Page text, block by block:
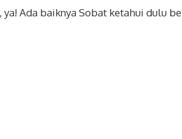
Ada baiknya Sobat ketahui dulu